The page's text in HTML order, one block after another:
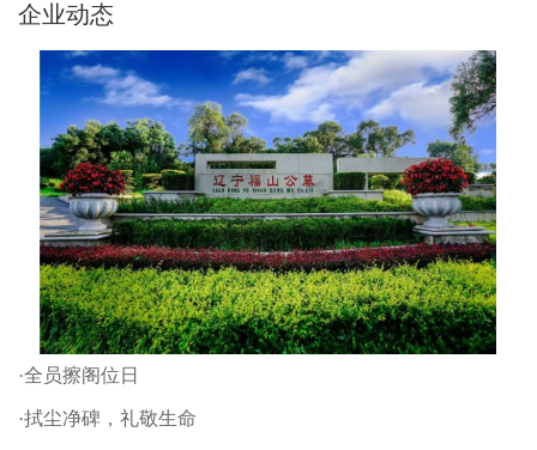
企业动态
·全员擦阁位日
·拭尘净碑，礼敬生命